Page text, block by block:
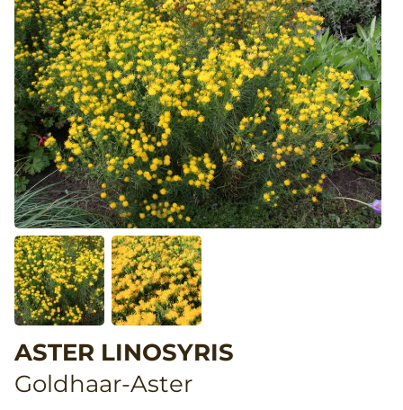
ASTER LINOSYRIS
Goldhaar-Aster